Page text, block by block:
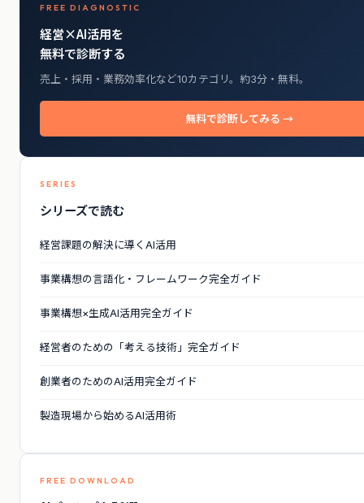
FREE DIAGNOSTIC
経営×AI活用を
無料で診断する
売上・採用・業務効率化など10カテゴリ。約3分・無料。
無料で診断してみる →
SERIES
シリーズで読む
経営課題の解決に導くAI活用
事業構想の言語化・フレームワーク完全ガイド
事業構想×生成AI活用完全ガイド
経営者のための「考える技術」完全ガイド
創業者のためのAI活用完全ガイド
製造現場から始めるAI活用術
FREE DOWNLOAD